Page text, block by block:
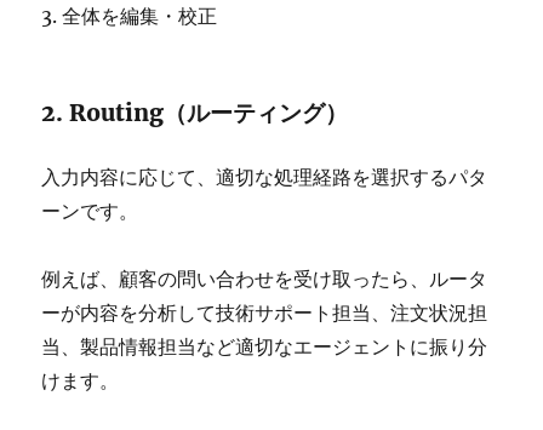
3. 全体を編集・校正
2. Routing（ルーティング）
入力内容に応じて、適切な処理経路を選択するパタ
ーンです。
例えば、顧客の問い合わせを受け取ったら、ルータ
ーが内容を分析して技術サポート担当、注文状況担
当、製品情報担当など適切なエージェントに振り分
けます。